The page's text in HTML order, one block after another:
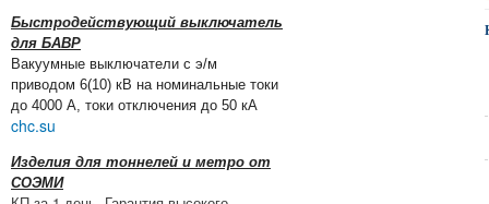
Быстродействующий выключатель
для БАВР
Вакуумные выключатели с э/м
приводом 6(10) кВ на номинальные токи
до 4000 А, токи отключения до 50 кА
chc.su
Изделия для тоннелей и метро от
СОЭМИ